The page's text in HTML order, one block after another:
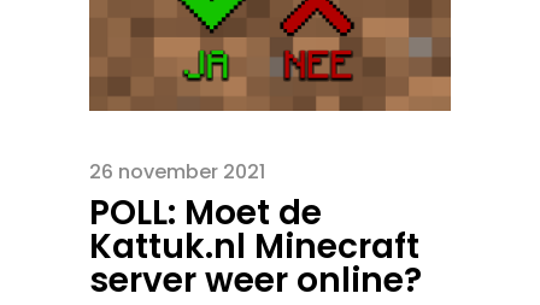
26 november 2021
POLL: Moet de
Kattuk.nl Minecraft
server weer online?